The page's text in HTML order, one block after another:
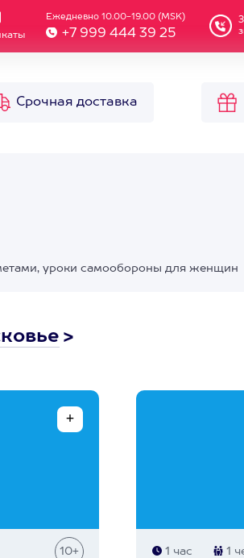
Ежедневно 10.00-19.00 (MSK)
+7 999 444 39 25
Срочная доставка
уроки самообороны для женщин
>
10+ 1 час 1